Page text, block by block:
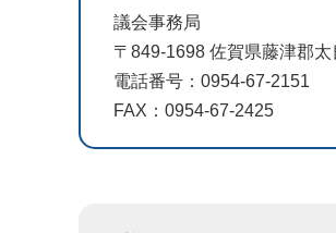
議会事務局
〒849-1698 佐賀県藤津郡
電話番号：0954-67-2151
FAX：0954-67-2425